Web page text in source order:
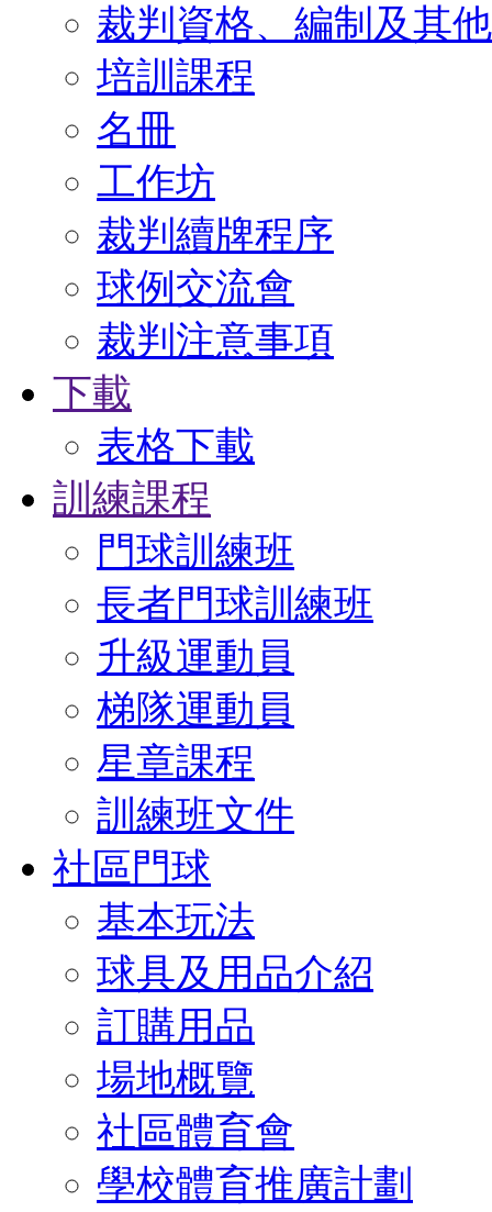
裁判資格、編制及其
培訓課程
名冊
工作坊
裁判續牌程序
球例交流會
裁判注意事項
下載
表格下載
訓練課程
門球訓練班
長者門球訓練班
升級運動員
梯隊運動員
星章課程
訓練班文件
社區門球
基本玩法
球具及用品介紹
訂購用品
場地概覽
社區體育會
學校體育推廣計劃